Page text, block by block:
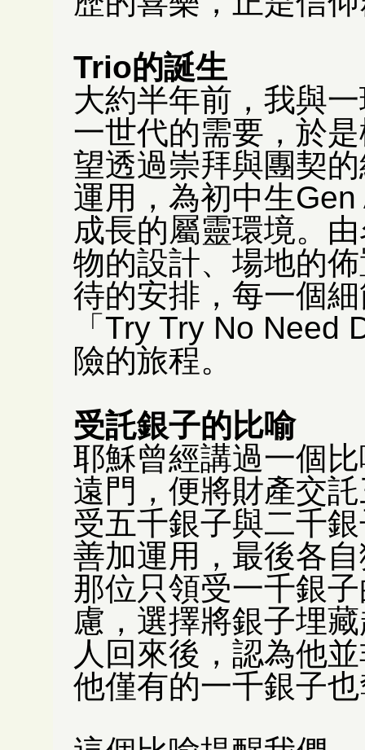
Trio的誕生
大約半年前，我與
一世代的需要，於
望透過崇拜與團契
運用，為初中生
成長的屬靈環境。
物的設計、場地的
待的安排，每一個
「Try Try No Need
險的旅程。
受託銀子的比喻
耶穌曾經講過一個
遠門，便將財產交
受五千銀子與二千
善加運用，最後各
那位只領受一千銀
慮，選擇將銀子埋
人回來後，認為他
他僅有的一千銀子